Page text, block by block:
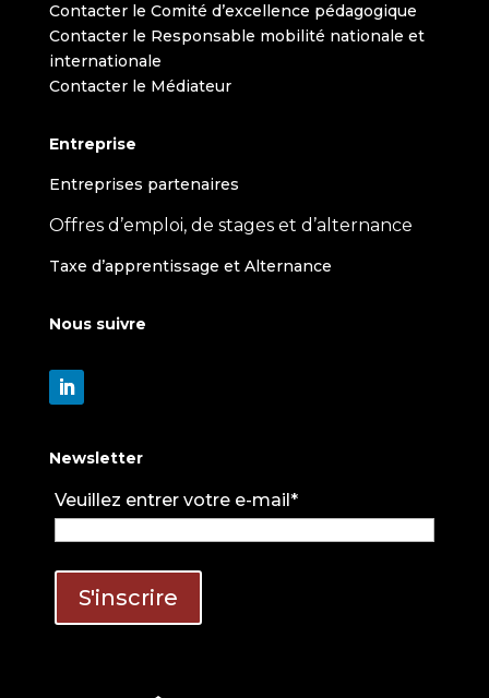
Contacter le Comité d’excellence pédagogique
Contacter le Responsable mobilité nationale et
internationale
Contacter le Médiateur
Entreprise
Entreprises partenaires
Offres d’emploi, de stages et d’alternance
Taxe d’apprentissage et Alternance
Nous suivre
Newsletter
Veuillez entrer votre e-mail*